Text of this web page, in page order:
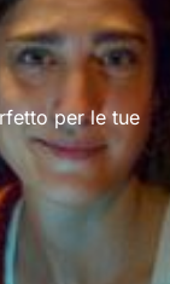
per le tue